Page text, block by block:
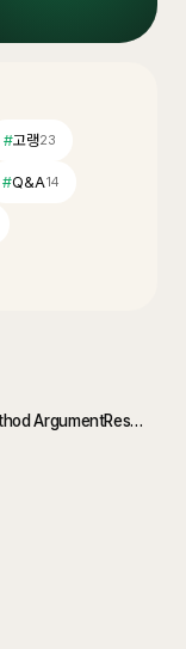
#고랭23
#Q&A14
Custom Handler Method ArgumentResolver 만들어보기